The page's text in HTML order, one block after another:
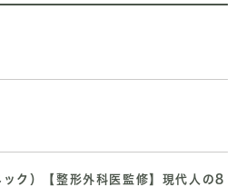
ク）【整形外科医監修】現代人の8